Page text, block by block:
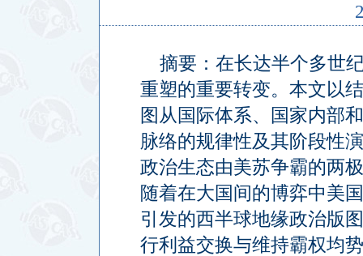
摘要：在长达半个多世
重塑的重要转变。本文以
图从国际体系、国家内部
脉络的规律性及其阶段性
政治生态由美苏争霸的两
随着在大国间的博弈中美
引发的西半球地缘政治版
行利益交换与维持霸权均